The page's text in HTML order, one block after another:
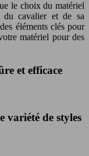
le choix du matériel
du cavalier et de sa
éléments clés pour
matériel pour des
et efficace
variété de styles